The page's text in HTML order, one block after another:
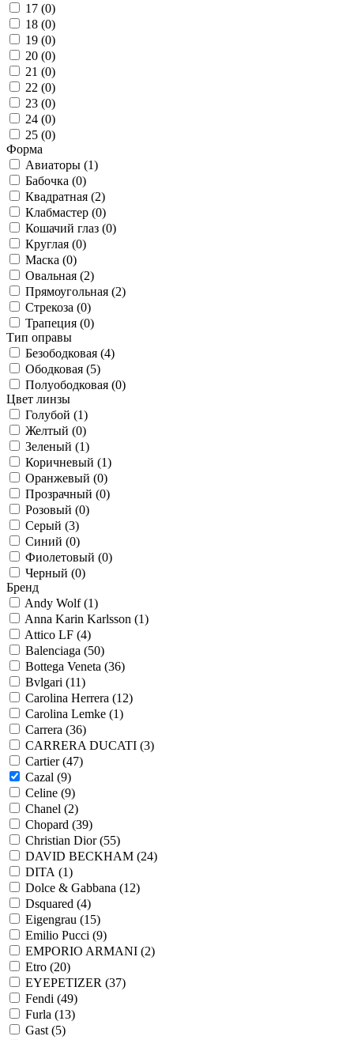
17 (0)
18 (0)
19 (0)
20 (0)
21 (0)
22 (0)
23 (0)
24 (0)
25 (0)
Форма
Авиаторы (1)
Бабочка (0)
Квадратная (2)
Клабмастер (0)
Кошачий глаз (0)
Круглая (0)
Маска (0)
Овальная (2)
Прямоугольная (2)
Стрекоза (0)
Трапеция (0)
Тип оправы
Безободковая (4)
Ободковая (5)
Полуободковая (0)
Цвет линзы
Голубой (1)
Желтый (0)
Зеленый (1)
Коричневый (1)
Оранжевый (0)
Прозрачный (0)
Розовый (0)
Серый (3)
Синий (0)
Фиолетовый (0)
Черный (0)
Бренд
Andy Wolf (1)
Anna Karin Karlsson (1)
Attico LF (4)
Balenciaga (50)
Bottega Veneta (36)
Bvlgari (11)
Carolina Herrera (12)
Carolina Lemke (1)
Carrera (36)
CARRERA DUCATI (3)
Cartier (47)
Cazal (9)
Celine (9)
Chanel (2)
Chopard (39)
Christian Dior (55)
DAVID BECKHAM (24)
DITA (1)
Dolce & Gabbana (12)
Dsquared (4)
Eigengrau (15)
Emilio Pucci (9)
EMPORIO ARMANI (2)
Etro (20)
EYEPETIZER (37)
Fendi (49)
Furla (13)
Gast (5)